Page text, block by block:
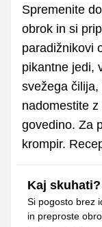
Spremenite
obrok in si
paradižnikovi
pikantne jedi,
svežega
nadomestite
govedino. Za
krompir.
Kaj skuhati?
Si pogosto brez
in preproste